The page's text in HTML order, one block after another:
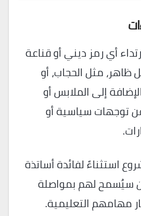
أي رمز ديني أو قناعة
مثل الحجاب، أو
إلى الملابس أو
توجهات سياسية أو
استثناءً لفائدة أساتذة
سيُسمح لهم بمواصلة
مهامهم التعليمية.